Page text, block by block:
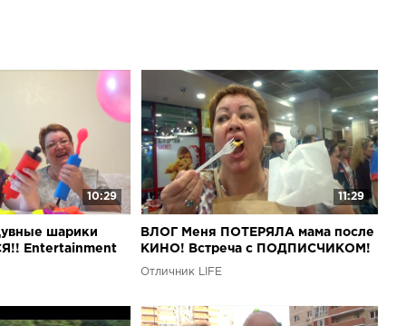
в парке развлечений Play in the amusement Park for
Челлендж Няшка!!! Угадай вкус детства!!!CHILDREN's
Пухлый Кролик !!! Мы наделали горы слюнявок!!!
Bunny Прикольный Челлендж СКОТЧ В ЛИЦО!!!
Нина!!! Неудачный ДЕТСКИЙ пицца челлендж!!!
Челлендж Шёпот ютубера с Юлей и Алисой!!!
10:29
шарики
Entertainment
11:29
ВЛОГ Меня ПОТЕРЯЛА мама после
КИНО! Встреча с ПОДПИСЧИКОМ!
Отличник LIFE